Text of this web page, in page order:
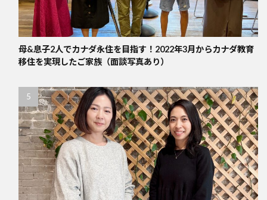
母&息子2人でカナダ永住を目指す！2022年3月からカナダ教育
移住を実現したご家族（面談写真あり）